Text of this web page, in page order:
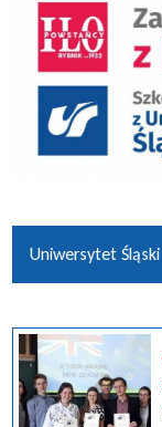
Uniwersytet Śląski